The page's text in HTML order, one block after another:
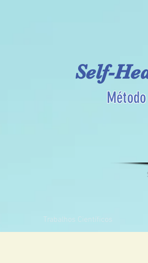
Self-
Trabalhos Científicos